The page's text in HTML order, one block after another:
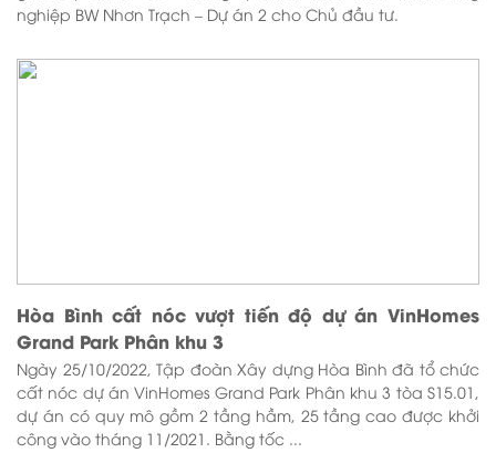
nghiệp BW Nhơn Trạch – Dự án 2 cho Chủ đầu tư.
Hòa Bình cất nóc vượt tiến độ dự án VinHomes
Grand Park Phân khu 3
Ngày 25/10/2022, Tập đoàn Xây dựng Hòa Bình đã tổ chức
cất nóc dự án VinHomes Grand Park Phân khu 3 tòa S15.01,
dự án có quy mô gồm 2 tầng hầm, 25 tầng cao được khởi
công vào tháng 11/2021. Bằng tốc ...